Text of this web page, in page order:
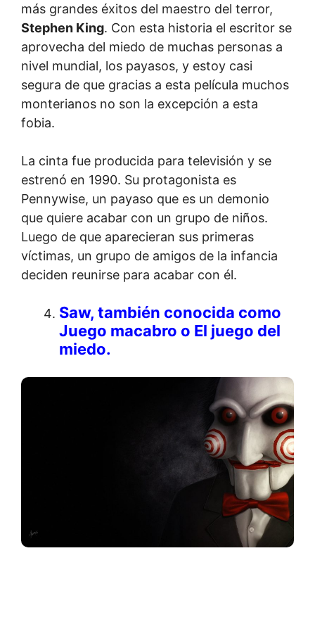
más grandes éxitos del maestro del terror,
Stephen King. Con esta historia el escritor se
aprovecha del miedo de muchas personas a
nivel mundial, los payasos, y estoy casi
segura de que gracias a esta película muchos
monterianos no son la excepción a esta
fobia.
La cinta fue producida para televisión y se
estrenó en 1990. Su protagonista es
Pennywise, un payaso que es un demonio
que quiere acabar con un grupo de niños.
Luego de que aparecieran sus primeras
víctimas, un grupo de amigos de la infancia
deciden reunirse para acabar con él.
Saw, también conocida como
Juego macabro o El juego del
miedo.